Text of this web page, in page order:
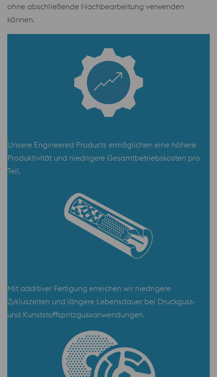
ohne abschließende Nachbearbeitung verwenden
können.
Unsere Engineered Products ermöglichen eine höhere
Produktivität und niedrigere Gesamtbetriebskosten pro
Teil.
Mit additiver Fertigung erreichen wir niedrigere
Zykluszeiten und längere Lebensdauer bei Druckguss-
und Kunststoffspritzgussanwendungen.